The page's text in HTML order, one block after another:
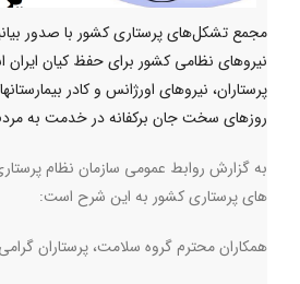
مجمع تشکل‌های پرستاری کشور با صدور
نیروهای نظامی کشور برای حفظ کیان ایران
پرستاران، نیروهای اورژانس و کادر
روزهای سخت جان برکفانه در خدمت به
به گزارش روابط عمومی سازمان نظام
های پرستاری کشور به این شرح است:
همکاران محترم گروه سلامت، پرستاران گرامی